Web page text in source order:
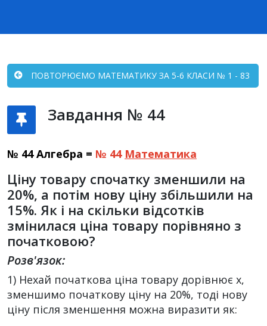
ПОВТОРЮЄМО МАТЕМАТИКУ ЗА 5-6 КЛАСИ № 1 - 83
Завдання № 44
№ 44 Алгебра = № 44 Математика
Ціну товару спочатку зменшили на
20%, а потім нову ціну збільшили на
15%. Як і на скільки відсотків
змінилася ціна товару порівняно з
початковою?
Розв'язок:
1) Нехай початкова ціна товару дорівнює х,
зменшимо початкову ціну на 20%, тоді нову
ціну після зменшення можна виразити як: